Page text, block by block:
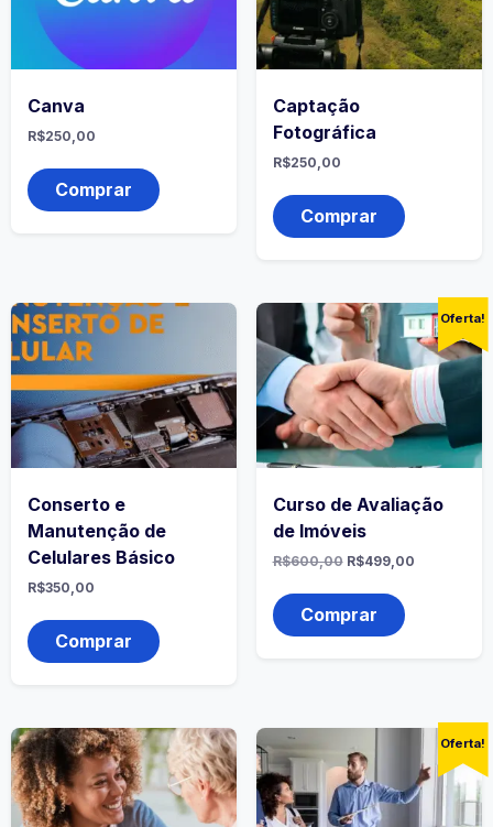
Canva
R$250,00
Comprar
Captação
Fotográfica
R$250,00
Comprar
Conserto e
Manutenção de
Celulares Básico
R$350,00
Comprar
Oferta!
Curso de Avaliação
de Imóveis
R$600,00 R$499,00
Comprar
Oferta!